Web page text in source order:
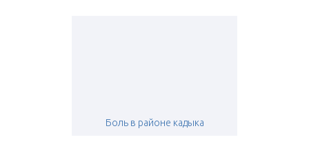
Боль в районе кадыка